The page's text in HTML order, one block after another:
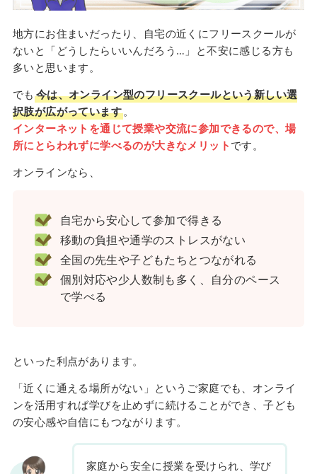
地方にお住まいだったり、自宅の近くにフリースクールが
ないと「どうしたらいいんだろう…」と不安に感じる方も
多いと思います。
でも 今は、オンライン型のフリースクールという新しい選
択肢が広がっています。
インターネットを通じて授業や交流に参加できるので、場
所にとらわれずに学べるのが大きなメリット です。
オンラインなら、
自宅から安心して参加で得きる
移動の負担や通学のストレスがない
全国の先生や子どもたちとつながれる
個別対応や少人数制も多く、自分のペース
で学べる
といった利点があります。
「近くに通える場所がない」というご家庭でも、オンライ
ンを活用すれば学びを止めずに続けることができ、子ども
の安心感や自信にもつながります。
家庭から安全に授業を受けられ、学び